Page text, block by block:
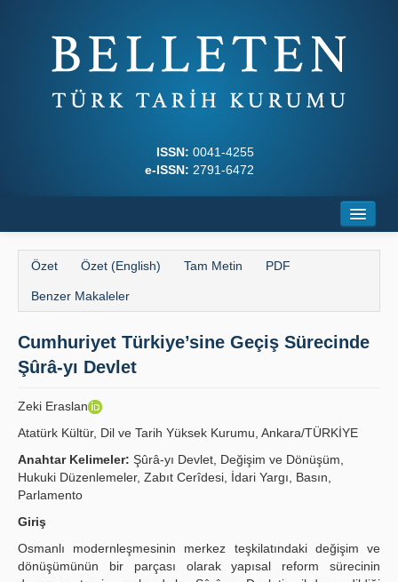
ISSN: 0041-4255
e-ISSN: 2791-6472
Dergi Kurulları
Yazım Kuralları
Kılavuzlar
İletişim
Özet Özet (English) Tam Metin PDF
Benzer Makaleler
Cumhuriyet Türkiye’sine Geçiş Sürecinde
Şûrâ-yı Devlet
Zeki Eraslan
Atatürk Kültür, Dil ve Tarih Yüksek Kurumu, Ankara/TÜRKİYE
Anahtar Kelimeler: Şûrâ-yı Devlet, Değişim ve Dönüşüm,
Hukuki Düzenlemeler, Zabıt Cerîdesi, İdari Yargı, Basın,
Parlamento
Giriş
Osmanlı modernleşmesinin merkez teşkilatındaki değişim ve
dönüşümünün bir parçası olarak yapısal reform sürecinin